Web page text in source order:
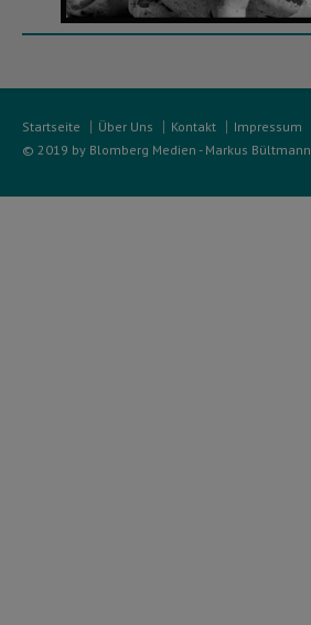
Startseite Über Uns Kontakt Impressum
© 2019 by Blomberg Medien - Markus Bültmann